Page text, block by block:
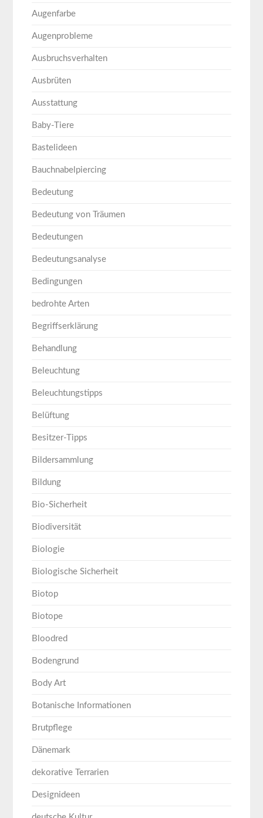
Augenfarbe
Augenprobleme
Ausbruchsverhalten
Ausbrüten
Ausstattung
Baby-Tiere
Bastelideen
Bauchnabelpiercing
Bedeutung
Bedeutung von Träumen
Bedeutungen
Bedeutungsanalyse
Bedingungen
bedrohte Arten
Begriffserklärung
Behandlung
Beleuchtung
Beleuchtungstipps
Belüftung
Besitzer-Tipps
Bildersammlung
Bildung
Bio-Sicherheit
Biodiversität
Biologie
Biologische Sicherheit
Biotop
Biotope
Bloodred
Bodengrund
Body Art
Botanische Informationen
Brutpflege
Dänemark
dekorative Terrarien
Designideen